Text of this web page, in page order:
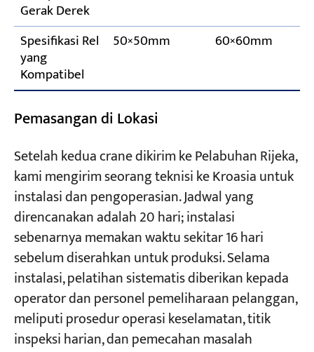
Gerak Derek
Spesifikasi Rel
yang
Kompatibel
50×50mm 60×60mm
Pemasangan di Lokasi
Setelah kedua crane dikirim ke Pelabuhan Rijeka,
kami mengirim seorang teknisi ke Kroasia untuk
instalasi dan pengoperasian. Jadwal yang
direncanakan adalah 20 hari; instalasi
sebenarnya memakan waktu sekitar 16 hari
sebelum diserahkan untuk produksi. Selama
instalasi, pelatihan sistematis diberikan kepada
operator dan personel pemeliharaan pelanggan,
meliputi prosedur operasi keselamatan, titik
inspeksi harian, dan pemecahan masalah